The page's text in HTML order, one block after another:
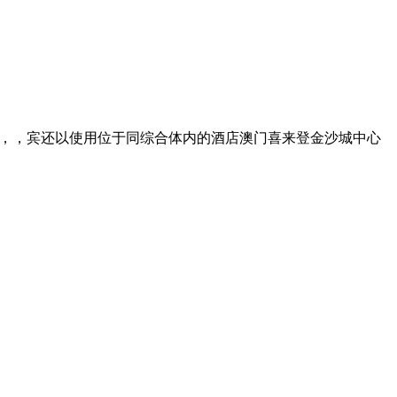
，宾还以使用位于同综合体内的酒店澳门喜来登金沙城中心